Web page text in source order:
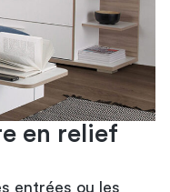
en relief
entrées ou les